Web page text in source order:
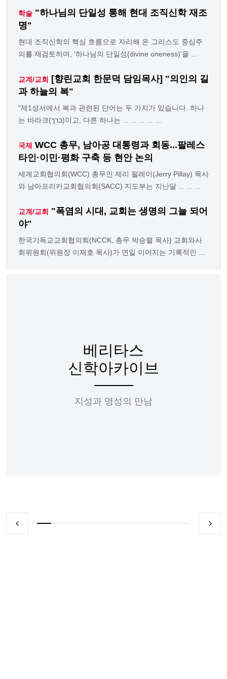
학술 "하나님의 단일성 통해 현대 조직신학 재조
명"
현대 조직신학의 핵심 흐름으로 자리해 온 그리스도 중심주
의를 재검토하며, '하나님의 단일성(divine oneness)'을 ...
교계/교회
[향린교회 한문덕 담임목사] "의인의 길
과 하늘의 복"
"제1성서에서 복과 관련된 단어는 두 가지가 있습니다. 하나
는 바라크(ברך)이고, 다른 하나는 ... ... ... ... ...
국제 WCC 총무, 남아공 대통령과 회동...팔레스
타인·이민·평화 구축 등 현안 논의
세계교회협의회(WCC) 총무인 제리 필레이(Jerry Pillay) 목사
와 남아프리카교회협의회(SACC) 지도부는 지난달 ... ... ...
교계/교회 "폭염의 시대, 교회는 생명의 그늘 되어
야"
한국기독교교회협의회(NCCK, 총무 박승렬 목사) 교회와사
회위원회(위원장 이재호 목사)가 연일 이어지는 기록적인 ...
베리타스
신학아카이브
지성과 영성의 만남